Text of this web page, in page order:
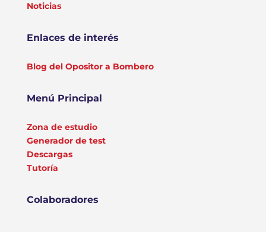
Noticias
Enlaces de interés
Blog del Opositor a Bombero
Menú Principal
Zona de estudio
Generador de test
Descargas
Tutoría
Colaboradores